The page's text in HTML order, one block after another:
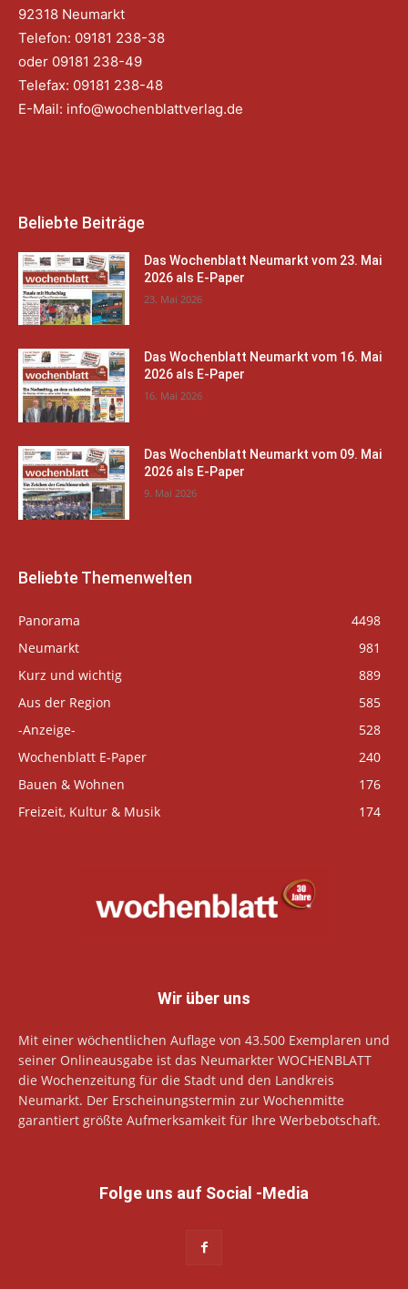
92318 Neumarkt
Telefon: 09181 238-38
oder 09181 238-49
Telefax: 09181 238-48
E-Mail: info@wochenblattverlag.de
Beliebte Beiträge
Das Wochenblatt Neumarkt vom 23. Mai
2026 als E-Paper
23. Mai 2026
Das Wochenblatt Neumarkt vom 16. Mai
2026 als E-Paper
16. Mai 2026
Das Wochenblatt Neumarkt vom 09. Mai
2026 als E-Paper
9. Mai 2026
Beliebte Themenwelten
Panorama
4498
Neumarkt
981
Kurz und wichtig
889
Aus der Region
585
-Anzeige-
528
Wochenblatt E-Paper
240
Bauen & Wohnen
176
Freizeit, Kultur & Musik
174
Wir über uns
Mit einer wöchentlichen Auflage von 43.500 Exemplaren und
seiner Onlineausgabe ist das Neumarkter WOCHENBLATT
die Wochenzeitung für die Stadt und den Landkreis
Neumarkt. Der Erscheinungstermin zur Wochenmitte
garantiert größte Aufmerksamkeit für Ihre Werbebotschaft.
Folge uns auf Social -Media